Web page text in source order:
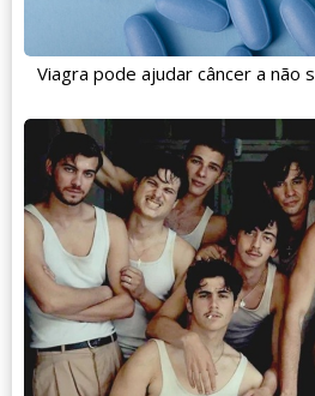
Viagra pode ajudar câncer a não